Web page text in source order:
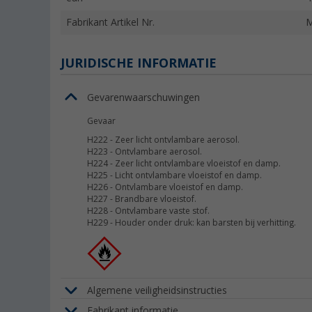
Fabrikant Artikel Nr.
JURIDISCHE INFORMATIE
Gevarenwaarschuwingen
Gevaar
H222 - Zeer licht ontvlambare aerosol.
H223 - Ontvlambare aerosol.
H224 - Zeer licht ontvlambare vloeistof en damp.
H225 - Licht ontvlambare vloeistof en damp.
H226 - Ontvlambare vloeistof en damp.
H227 - Brandbare vloeistof.
H228 - Ontvlambare vaste stof.
H229 - Houder onder druk: kan barsten bij verhitting.
Algemene veiligheidsinstructies